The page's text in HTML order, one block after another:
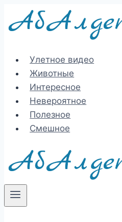
Перейти
Улетное видео
Животные
Интересное
Невероятное
Полезное
Смешное